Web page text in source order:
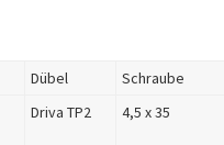
Dübel
Schraube
Driva TP2 4,5 x 35